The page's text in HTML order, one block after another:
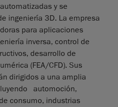
y se
ingeniería 3D. La empresa
para aplicaciones
inversa, control de
desarrollo de
(FEA/CFD). Sus
dirigidos a una amplia
automoción,
consumo, industrias